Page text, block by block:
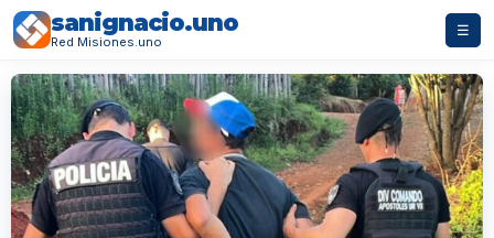
sanignacio.uno
Red Misiones.uno
☰